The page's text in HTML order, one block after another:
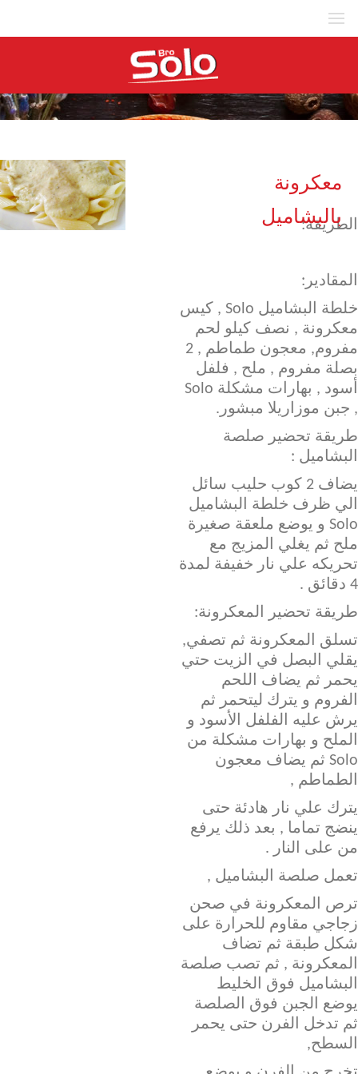
Recipes
معكرونة
بالبشاميل
الطريقة:
المقادير:
خلطة البشاميل Solo , كيس
معكرونة , نصف كيلو لحم
مفروم, معجون طماطم , 2
بصلة مفروم , ملح , فلفل
أسود , بهارات مشكلة Solo
, جبن موزاريلا مبشور.
طريقة تحضير صلصة
البشاميل :
يضاف 2 كوب حليب سائل
الي ظرف خلطة البشاميل
Solo و يوضع ملعقة صغيرة
ملح ثم يغلي المزيج مع
تحريكه علي نار خفيفة لمدة
4 دقائق .
طريقة تحضير المعكرونة:
تسلق المعكرونة ثم تصفي,
يقلي البصل في الزيت حتي
يحمر ثم يضاف اللحم
الفروم و يترك ليتحمر ثم
يرش عليه الفلفل الأسود و
الملح و بهارات مشكلة من
Solo ثم يضاف معجون
الطماطم ,
يترك علي نار هادئة حتى
ينضج تماما , بعد ذلك يرفع
من على النار .
تعمل صلصة البشاميل ,
ترص المعكرونة في صحن
زجاجي مقاوم للحرارة على
شكل طبقة ثم تضاف
المعكرونة , ثم تصب صلصة
البشاميل فوق الخليط
يوضع الجبن فوق الصلصة
ثم تدخل الفرن حتى يحمر
السطح,